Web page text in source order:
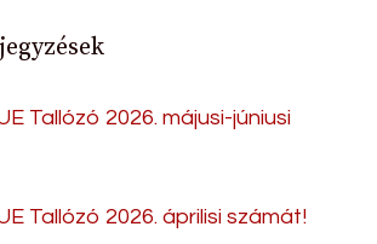
Tallózó 2026. májusi-júniusi
Tallózó 2026. áprilisi számát!